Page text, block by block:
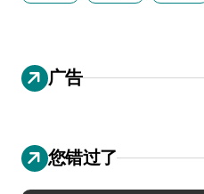
广告
您错过了